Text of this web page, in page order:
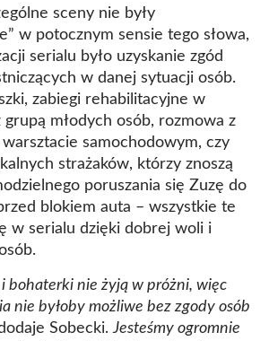
sceny nie były
w potocznym sensie tego słowa,
serialu było uzyskanie zgód
w danej sytuacji osób.
zabiegi rehabilitacyjne w
grupą młodych osób, rozmowa z
samochodowym, czy
strażaków, którzy znoszą
poruszania się Zuzę do
blokiem auta – wszystkie te
w serialu dzięki dobrej woli i
bohaterki nie żyją w próżni, więc
nie byłoby możliwe bez zgody osób
Sobecki.Jesteśmy ogromnie